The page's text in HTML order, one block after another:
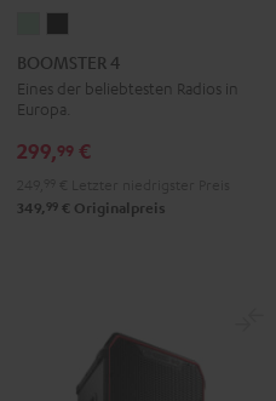
4
Mint
Green
4
Night
BOOMSTER 4
Eines der beliebtesten Radios in
Europa.
299,99 €
349, 99 € Originalpreis